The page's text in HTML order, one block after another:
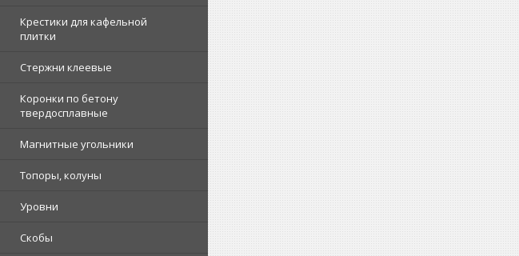
Крестики для кафельной
плитки
Стержни клеевые
Коронки по бетону
твердосплавные
Магнитные угольники
Топоры, колуны
Уровни
Скобы